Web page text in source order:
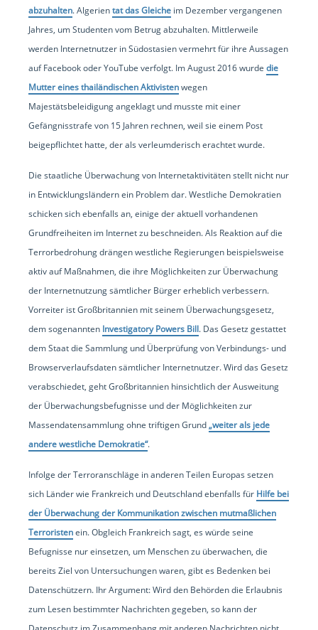
abzuhalten. Algerientat das Gleiche im Dezember vergangenen
Jahres, um Studenten vom Betrug abzuhalten. Mittlerweile
werden Internetnutzer in Südostasien vermehrt für ihre Aussagen
auf Facebook oder YouTube verfolgt. Im August 2016 wurde die
Mutter eines thailändischen Aktivistenwegen
Majestätsbeleidigung angeklagt und musste mit einer
Gefängnisstrafe von 15 Jahren rechnen, weil sie einem Post
beigepflichtet hatte, der als verleumderisch erachtet wurde.
Die staatliche Überwachung von Internetaktivitäten stellt nicht nur
in Entwicklungsländern ein Problem dar. Westliche Demokratien
schicken sich ebenfalls an, einige der aktuell vorhandenen
Grundfreiheiten im Internet zu beschneiden. Als Reaktion auf die
Terrorbedrohung drängen westliche Regierungen beispielsweise
aktiv auf Maßnahmen, die ihre Möglichkeiten zur Überwachung
der Internetnutzung sämtlicher Bürger erheblich verbessern.
Vorreiter ist Großbritannien mit seinem Überwachungsgesetz,
dem sogenannten Investigatory Powers Bill. Das Gesetz gestattet
dem Staat die Sammlung und Überprüfung von Verbindungs- und
Browserverlaufsdaten sämtlicher Internetnutzer. Wird das Gesetz
verabschiedet, geht Großbritannien hinsichtlich der Ausweitung
der Überwachungsbefugnisse und der Möglichkeiten zur
Massendatensammlung ohne triftigen Grund„weiter als jede
andere westliche Demokratie“.
Infolge der Terroranschläge in anderen Teilen Europas setzen
sich Länder wie Frankreich und Deutschland ebenfalls für Hilfe bei
der Überwachung der Kommunikation zwischen mutmaßlichen
Terroristenein. Obgleich Frankreich sagt, es würde seine
Befugnisse nur einsetzen, um Menschen zu überwachen, die
bereits Ziel von Untersuchungen waren, gibt es Bedenken bei
Datenschützern. Ihr Argument: Wird den Behörden die Erlaubnis
zum Lesen bestimmter Nachrichten gegeben, so kann der